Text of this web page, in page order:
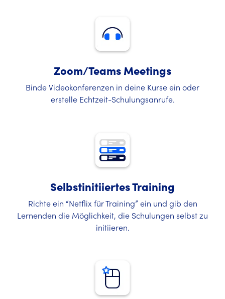
Zoom/Teams Meetings
Binde Videokonferenzen in deine Kurse ein oder
erstelle Echtzeit-Schulungsanrufe.
Selbstinitiiertes Training
Richte ein “Netflix für Training” ein und gib den
Lernenden die Möglichkeit, die Schulungen selbst zu
initiieren.